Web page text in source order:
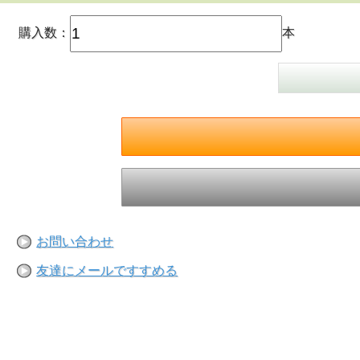
購入数： 本
お問い合わせ
友達にメールですすめる